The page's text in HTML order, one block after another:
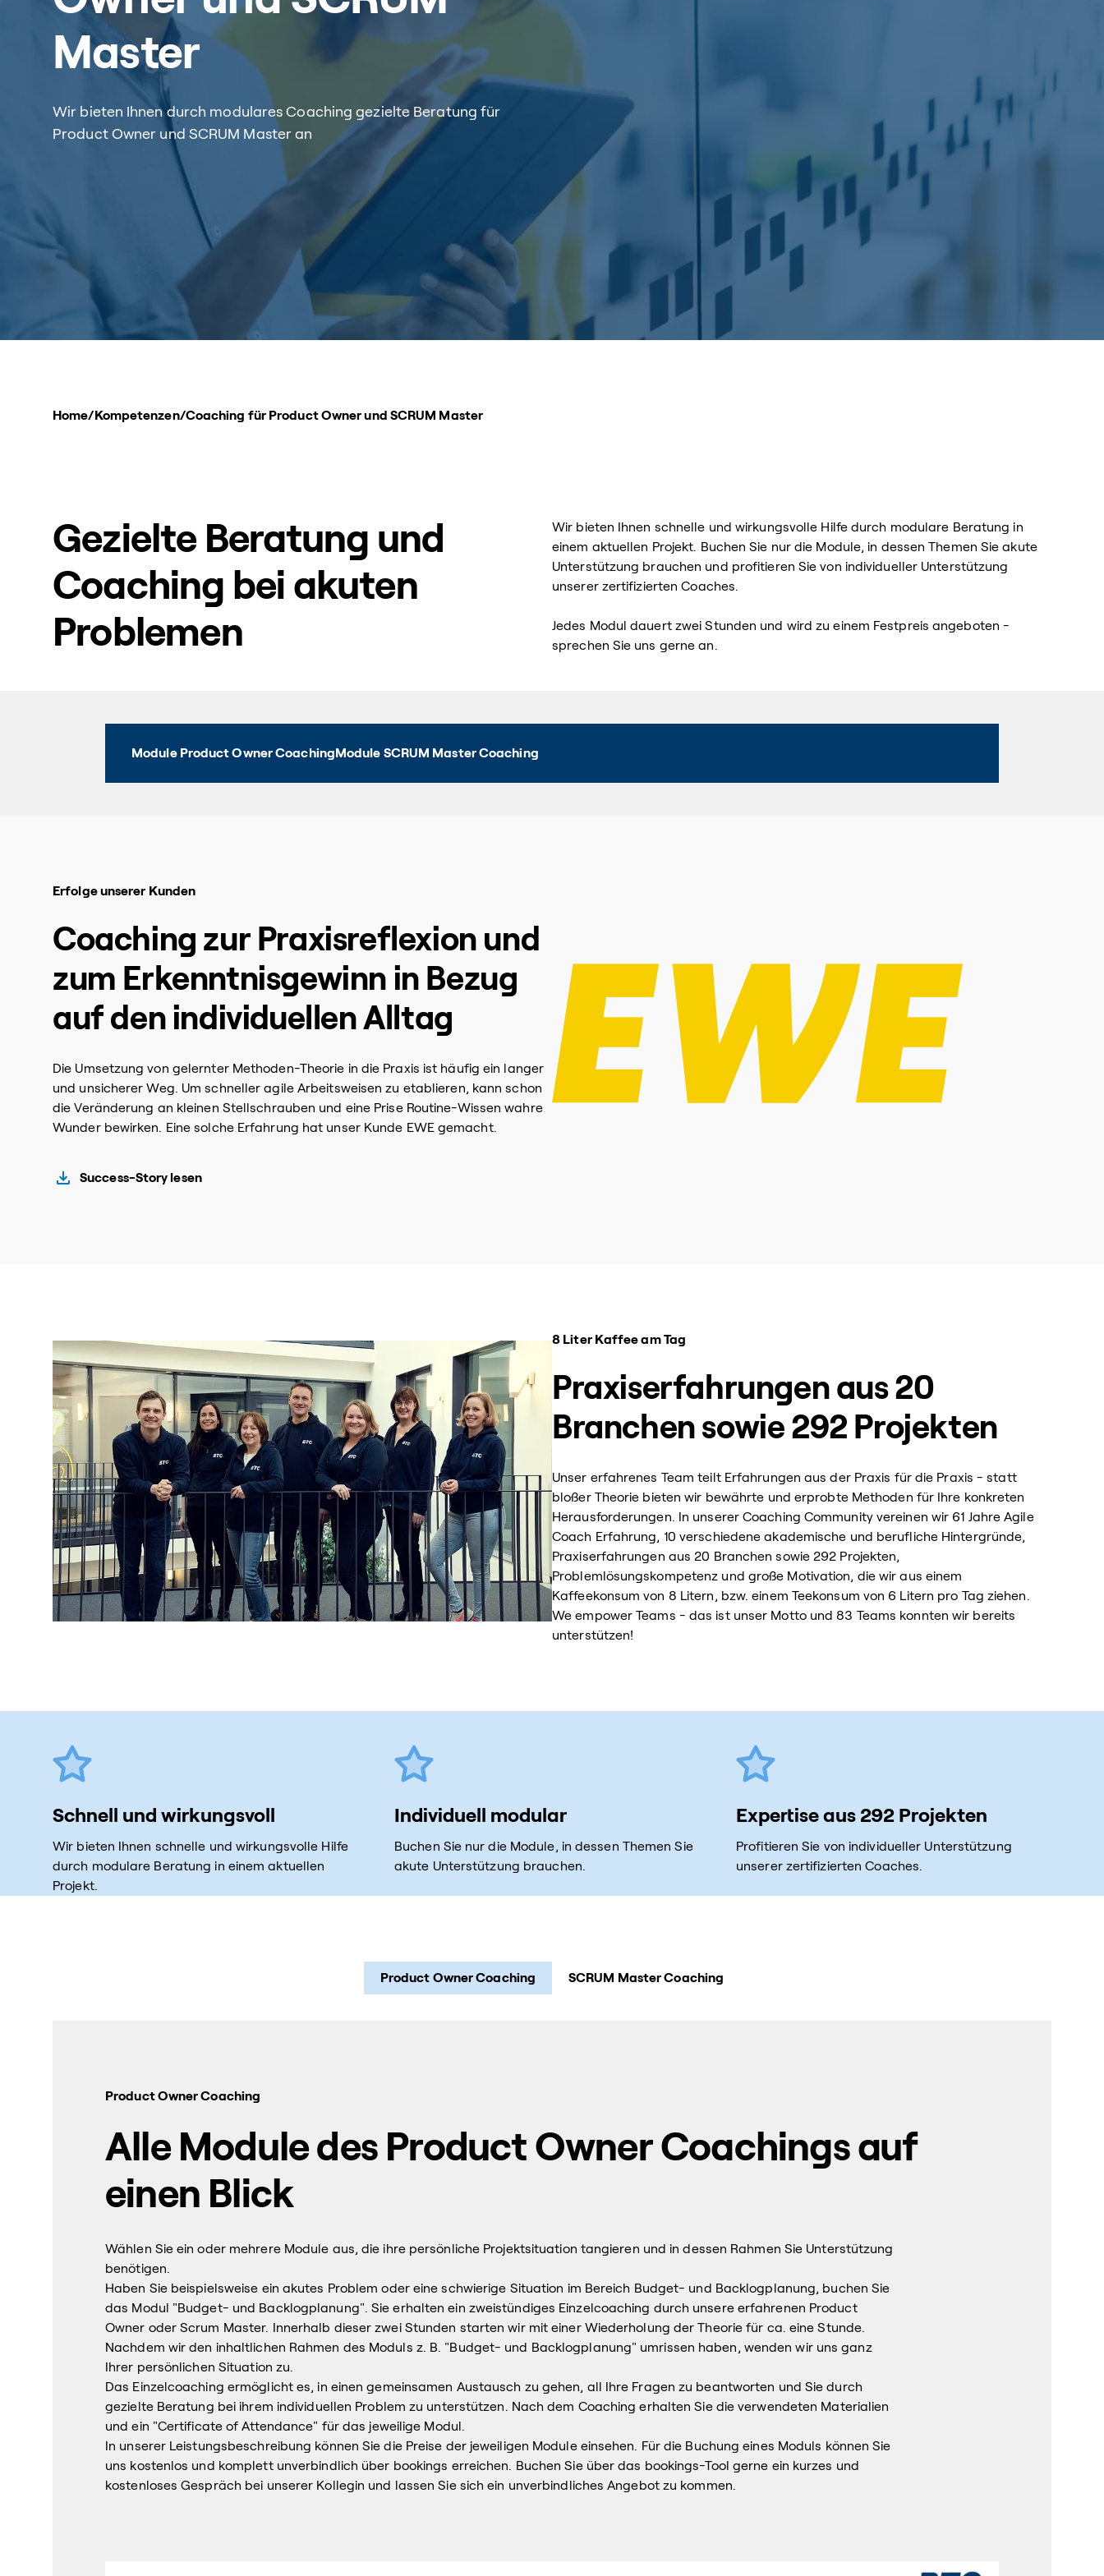
Master
Wir bieten Ihnen durch modulares Coaching gezielte Beratung für
Product Owner und SCRUM Master an
Home/Kompetenzen/Coaching für Product Owner und SCRUM Master
Gezielte Beratung und
Coaching bei akuten
Problemen
Wir bieten Ihnen schnelle und wirkungsvolle Hilfe durch modulare Beratung in
einem aktuellen Projekt. Buchen Sie nur die Module, in dessen Themen Sie akute
Unterstützung brauchen und profitieren Sie von individueller Unterstützung
unserer zertifizierten Coaches.
Jedes Modul dauert zwei Stunden und wird zu einem Festpreis angeboten -
sprechen Sie uns gerne an.
Module Product Owner CoachingModule SCRUM Master Coaching
Erfolge unserer Kunden
Coaching zur Praxisreflexion und
zum Erkenntnisgewinn in Bezug
auf den individuellen Alltag
Die Umsetzung von gelernter Methoden-Theorie in die Praxis ist häufig ein langer
und unsicherer Weg. Um schneller agile Arbeitsweisen zu etablieren, kann schon
die Veränderung an kleinen Stellschrauben und eine Prise Routine-Wissen wahre
Wunder bewirken. Eine solche Erfahrung hat unser Kunde EWE gemacht.
Success-Story lesen
8 Liter Kaffee am Tag
Praxiserfahrungen aus 20
Branchen sowie 292 Projekten
Unser erfahrenes Team teilt Erfahrungen aus der Praxis für die Praxis - statt
bloßer Theorie bieten wir bewährte und erprobte Methoden für Ihre konkreten
Herausforderungen. In unserer Coaching Community vereinen wir 61 Jahre Agile
Coach Erfahrung, 10 verschiedene akademische und berufliche Hintergründe,
Praxiserfahrungen aus 20 Branchen sowie 292 Projekten,
Problemlösungskompetenz und große Motivation, die wir aus einem
Kaffeekonsum von 8 Litern, bzw. einem Teekonsum von 6 Litern pro Tag ziehen.
We empower Teams - das ist unser Motto und 83 Teams konnten wir bereits
unterstützen!
Schnell und wirkungsvoll
Wir bieten Ihnen schnelle und wirkungsvolle Hilfe
durch modulare Beratung in einem aktuellen
Projekt.
Individuell modular
Buchen Sie nur die Module, in dessen Themen Sie
akute Unterstützung brauchen.
Expertise aus 292 Projekten
Profitieren Sie von individueller Unterstützung
unserer zertifizierten Coaches.
Product Owner Coaching SCRUM Master Coaching
Product Owner Coaching
Alle Module des Product Owner Coachings auf
einen Blick
Wählen Sie ein oder mehrere Module aus, die ihre persönliche Projektsituation tangieren und in dessen Rahmen Sie Unterstützung
benötigen.
Haben Sie beispielsweise ein akutes Problem oder eine schwierige Situation im Bereich Budget- und Backlogplanung, buchen Sie
das Modul "Budget- und Backlogplanung". Sie erhalten ein zweistündiges Einzelcoaching durch unsere erfahrenen Product
Owner oder Scrum Master. Innerhalb dieser zwei Stunden starten wir mit einer Wiederholung der Theorie für ca. eine Stunde.
Nachdem wir den inhaltlichen Rahmen des Moduls z. B. "Budget- und Backlogplanung" umrissen haben, wenden wir uns ganz
Ihrer persönlichen Situation zu.
Das Einzelcoaching ermöglicht es, in einen gemeinsamen Austausch zu gehen, all Ihre Fragen zu beantworten und Sie durch
gezielte Beratung bei ihrem individuellen Problem zu unterstützen. Nach dem Coaching erhalten Sie die verwendeten Materialien
und ein "Certificate of Attendance" für das jeweilige Modul.
In unserer Leistungsbeschreibung können Sie die Preise der jeweiligen Module einsehen. Für die Buchung eines Moduls können Sie
uns kostenlos und komplett unverbindlich über bookings erreichen. Buchen Sie über das bookings-Tool gerne ein kurzes und
kostenloses Gespräch bei unserer Kollegin und lassen Sie sich ein unverbindliches Angebot zu kommen.